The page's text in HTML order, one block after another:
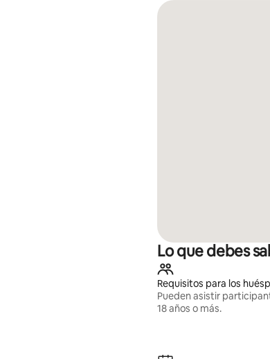
Lo que debes
Requisitos para los
Pueden asistir
18 años o más.